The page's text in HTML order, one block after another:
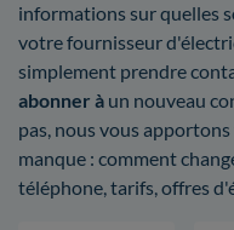
informations sur quelles
votre fournisseur
simplement prendre
abonner à un nouveau
pas, nous vous
manque : comment
téléphone, tarifs, offres